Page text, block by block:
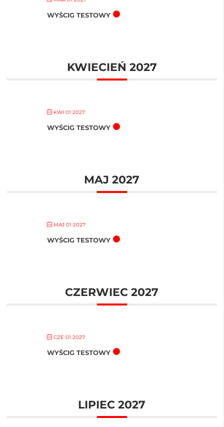
WYŚCIG TESTOWY
KWIECIEŃ 2027
KWI 01 2027
WYŚCIG TESTOWY
MAJ 2027
MAJ 01 2027
WYŚCIG TESTOWY
CZERWIEC 2027
CZE 01 2027
WYŚCIG TESTOWY
LIPIEC 2027